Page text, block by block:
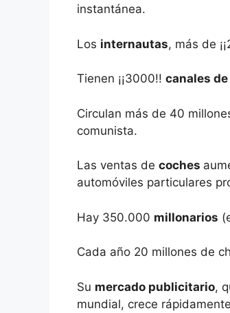
instantánea.
Los internautas, más de
Tienen ¡¡3000!! canales
Circulan más de 40
comunista.
Las ventas de coches
automóviles particulares
Hay 350.000 millonarios
Cada año 20 millones de
Su mercado publicitario,
mundial, crece